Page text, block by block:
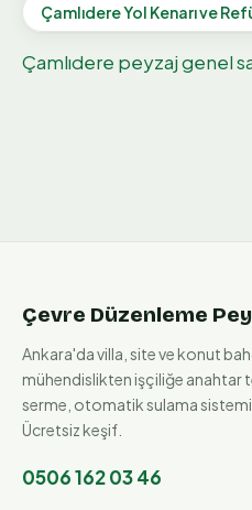
ÇamlıdereYol Kenarı ve
Çamlıdere peyzaj genel
Çevre Düzenleme
Ankara'da villa, site ve konut
mühendislikten işçiliğe anahtar
serme, otomatik sulama
Ücretsiz keşif.
0506 162 03 46